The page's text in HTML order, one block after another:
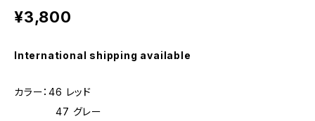
¥3,800
International shipping available
カラー：46 レッド
47 グレー